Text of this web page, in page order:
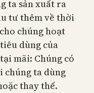
ta sản xuất ra
tư thêm về thời
chúng hoạt
dùng của
mãi: Chúng có
chúng ta dùng
thay thế.